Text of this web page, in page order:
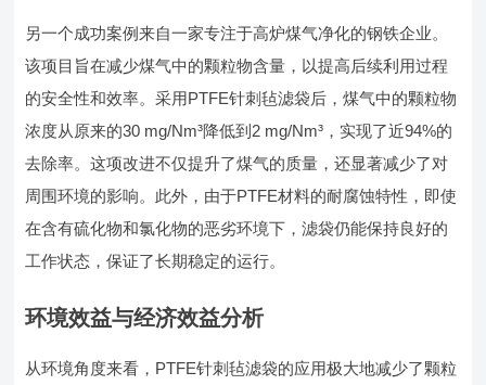
另一个成功案例来自一家专注于高炉煤气净化的钢铁企业。
该项目旨在减少煤气中的颗粒物含量，以提高后续利用过程
的安全性和效率。采用PTFE针刺毡滤袋后，煤气中的颗粒物
浓度从原来的30 mg/Nm³降低到2 mg/Nm³，实现了近94%的
去除率。这项改进不仅提升了煤气的质量，还显著减少了对
周围环境的影响。此外，由于PTFE材料的耐腐蚀特性，即使
在含有硫化物和氯化物的恶劣环境下，滤袋仍能保持良好的
工作状态，保证了长期稳定的运行。
环境效益与经济效益分析
从环境角度来看，PTFE针刺毡滤袋的应用极大地减少了颗粒